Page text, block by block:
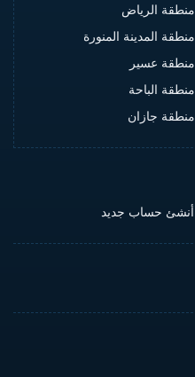
منطقة الرياض
منطقة المدينة المنورة
منطقة عسير
منطقة الباحة
منطقة جازان
أنشئ حساب جديد